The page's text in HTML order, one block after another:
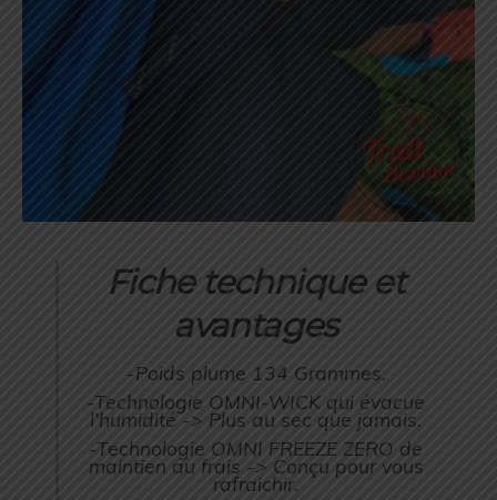
Fiche technique et
avantages
-Poids plume 134 Grammes.
-Technologie OMNI-WICK qui évacue
l’humidité -> Plus au sec que jamais.
-Technologie OMNI FREEZE ZERO de
maintien au frais -> Conçu pour vous
rafraichir.